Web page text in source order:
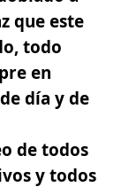
que este
todo
en
día y de
de todos
y todos